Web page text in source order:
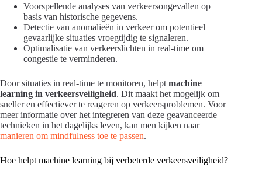
Voorspellende analyses van verkeersongevallen op
basis van historische gegevens.
Detectie van anomalieën in verkeer om potentieel
gevaarlijke situaties vroegtijdig te signaleren.
Optimalisatie van verkeerslichten in real-time om
congestie te verminderen.
Door situaties in real-time te monitoren, helpt machine
learning in verkeersveiligheid. Dit maakt het mogelijk om
sneller en effectiever te reageren op verkeersproblemen. Voor
meer informatie over het integreren van deze geavanceerde
technieken in het dagelijks leven, kan men kijken naar
manieren om mindfulness toe te passen.
Hoe helpt machine learning bij verbeterde verkeersveiligheid?